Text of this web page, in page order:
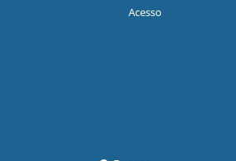
Acesso